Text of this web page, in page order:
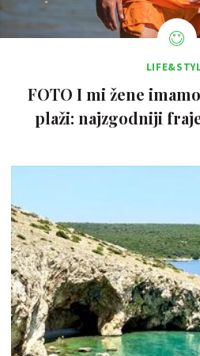
FOTO I mi žene
plaži: najzgodniji